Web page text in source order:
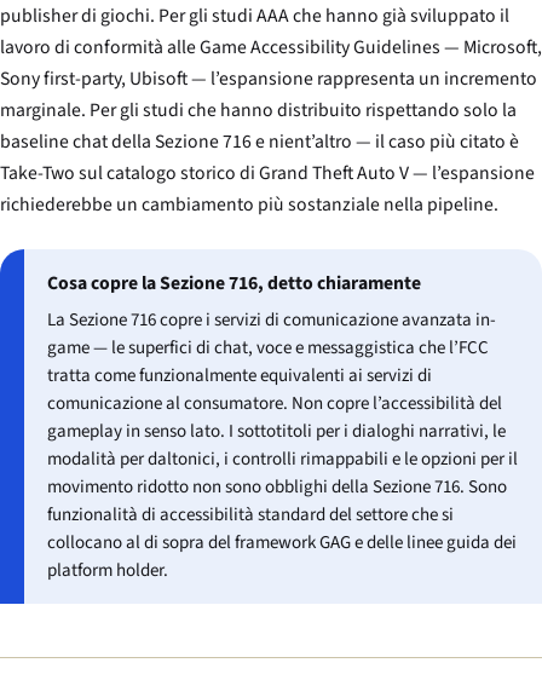
publisher di giochi. Per gli studi AAA che hanno già sviluppato il
lavoro di conformità alle Game Accessibility Guidelines — Microsoft,
Sony first-party, Ubisoft — l’espansione rappresenta un incremento
marginale. Per gli studi che hanno distribuito rispettando solo la
baseline chat della Sezione 716 e nient’altro — il caso più citato è
Take-Two sul catalogo storico diGrand Theft Auto V— l’espansione
richiederebbe un cambiamento più sostanziale nella pipeline.
Cosa copre la Sezione 716, detto chiaramente
La Sezione 716 copre i servizi di comunicazione avanzata in-
game — le superfici di chat, voce e messaggistica che l’FCC
tratta come funzionalmente equivalenti ai servizi di
comunicazione al consumatore. Non copre l’accessibilità del
gameplay in senso lato. I sottotitoli per i dialoghi narrativi, le
modalità per daltonici, i controlli rimappabili e le opzioni per il
movimento ridotto non sono obblighi della Sezione 716. Sono
funzionalità di accessibilità standard del settore che si
collocano al di sopra del framework GAG e delle linee guida dei
platform holder.